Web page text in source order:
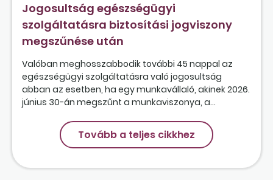
Jogosultság egészségügyi
szolgáltatásra biztosítási jogviszony
megszűnése után
Valóban meghosszabbodik további 45 nappal az
egészségügyi szolgáltatásra való jogosultság
abban az esetben, ha egy munkavállaló, akinek 2026.
június 30-án megszűnt a munkaviszonya, a...
Tovább a teljes cikkhez